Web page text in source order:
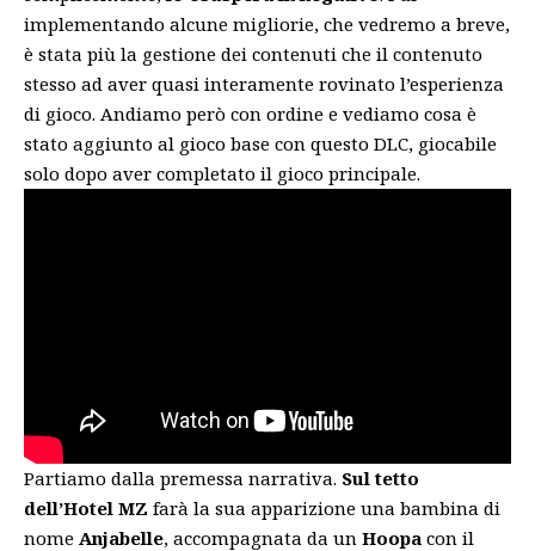
implementando alcune migliorie, che vedremo a breve,
è stata più la gestione dei contenuti che il contenuto
stesso ad aver quasi interamente rovinato l’esperienza
di gioco. Andiamo però con ordine e vediamo cosa è
stato aggiunto al gioco base con questo DLC, giocabile
solo dopo aver completato il gioco principale.
Partiamo dalla premessa narrativa. Sul tetto
dell’Hotel MZ farà la sua apparizione una bambina di
nome Anjabelle, accompagnata da un Hoopa con il